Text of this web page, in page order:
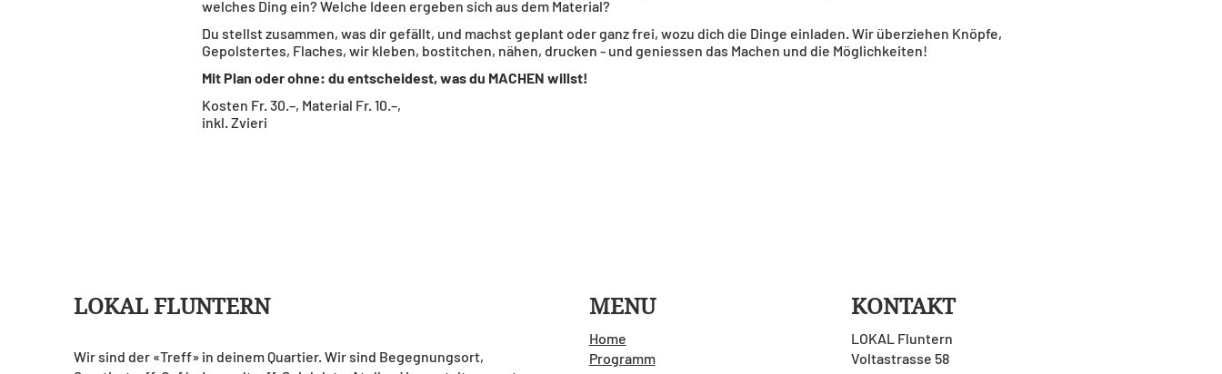
welches Ding ein? Welche Ideen ergeben sich aus dem Material?
Du stellst zusammen, was dir gefällt, und machst geplant oder ganz frei, wozu dich die Dinge einladen. Wir überziehen Knöpfe,
Gepolstertes, Flaches, wir kleben, bostitchen, nähen, drucken - und geniessen das Machen und die Möglichkeiten!
Mit Plan oder ohne: du entscheidest, was du MACHEN willst!
Kosten Fr. 30.–, Material Fr. 10.–,
inkl. Zvieri
MENU
Home
Programm
KONTAKT
LOKAL Fluntern
Voltastrasse 58
LOKAL FLUNTERN
Wir sind der «Treff» in deinem Quartier. Wir sind Begegnungsort,